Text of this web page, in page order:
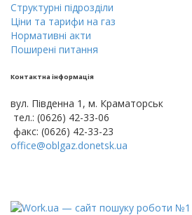
Cтруктурнi пiдроздiли
Цiни тa тарифи на газ
Нормативні акти
Поширені питання
Контактна інформація
вул. Південна 1, м. Краматорськ
тел.: (0626) 42-33-06
факс: (0626) 42-33-23
office@oblgaz.donetsk.ua